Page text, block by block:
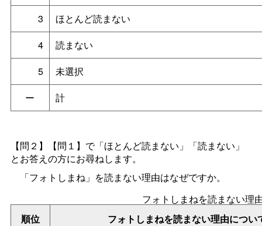
3
ほとんど読まない
4
読まない
5
未選択
ー
計
【問２】【問１】で「ほとんど読まない」「読まない」
とお答えの方にお尋ねします。
「フォトしまね」を読まない理由はなぜですか。
順位 フォトしまねを読まない理由につい
フォトしまねを読まない理